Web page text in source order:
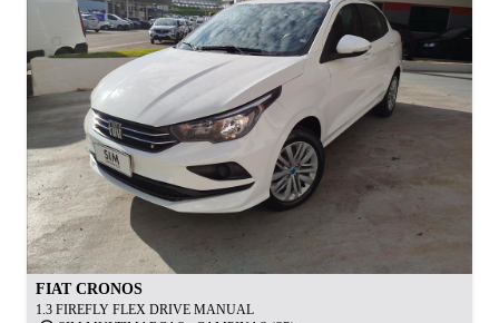
FIAT CRONOS
1.3 FIREFLY FLEX DRIVE MANUAL